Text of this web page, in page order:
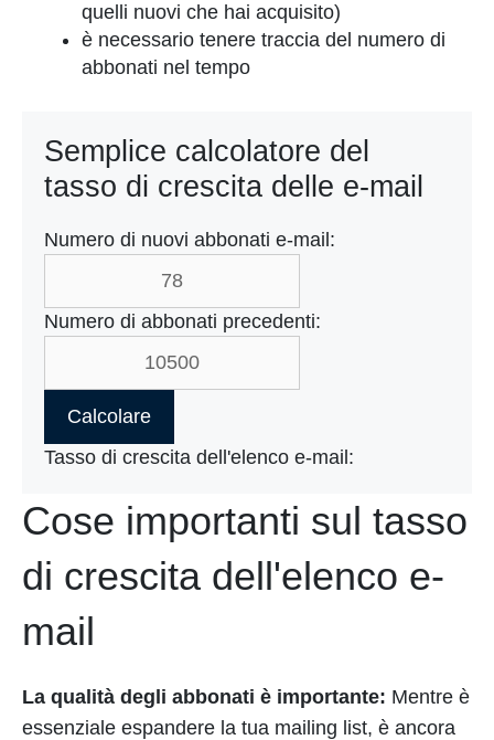
quelli nuovi che hai acquisito)
è necessario tenere traccia del numero di
abbonati nel tempo
Semplice calcolatore del
tasso di crescita delle e-mail
Numero di nuovi abbonati e-mail:
Numero di abbonati precedenti:
Calcolare
Tasso di crescita dell'elenco e-mail:
Cose importanti sul tasso
di crescita dell'elenco e-
mail
La qualità degli abbonati è importante: Mentre è
essenziale espandere la tua mailing list, è ancora